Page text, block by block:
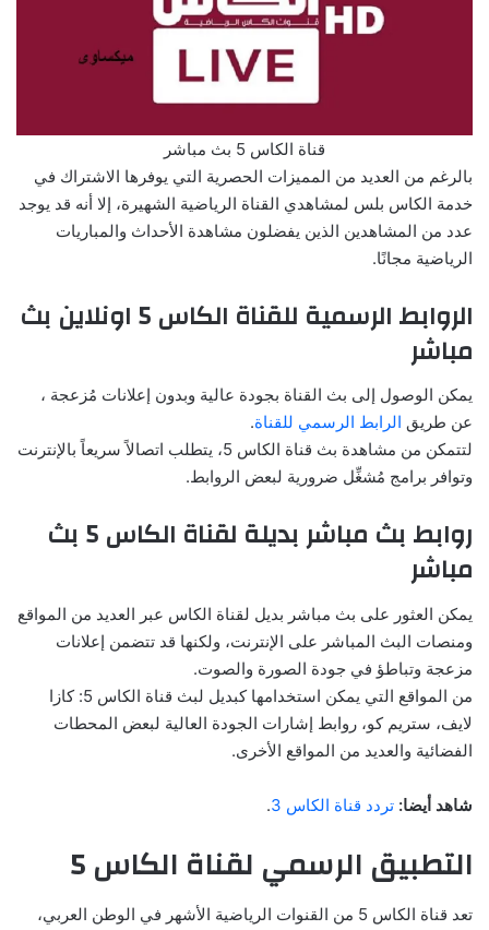
قناة الكاس 5 بث مباشر
بالرغم من العديد من المميزات الحصرية التي يوفرها الاشتراك في
خدمة الكاس بلس لمشاهدي القناة الرياضية الشهيرة، إلا أنه قد يوجد
عدد من المشاهدين الذين يفضلون مشاهدة الأحداث والمباريات
الرياضية مجانًا.
الروابط الرسمية للقناة الكاس 5 اونلاين بث
مباشر
يمكن الوصول إلى بث القناة بجودة عالية وبدون إعلانات مُزعجة ،
عن طريق الرابط الرسمي للقناة.
لتتمكن من مشاهدة بث قناة الكاس 5، يتطلب اتصالاً سريعاً بالإنترنت
وتوافر برامج مُشغِّل ضرورية لبعض الروابط.
روابط بث مباشر بديلة لقناة الكاس 5 بث
مباشر
يمكن العثور على بث مباشر بديل لقناة الكاس عبر العديد من المواقع
ومنصات البث المباشر على الإنترنت، ولكنها قد تتضمن إعلانات
مزعجة وتباطؤ في جودة الصورة والصوت.
من المواقع التي يمكن استخدامها كبديل لبث قناة الكاس 5: كازا
لايف، ستريم كو، روابط إشارات الجودة العالية لبعض المحطات
الفضائية والعديد من المواقع الأخرى.
شاهد أيضا: تردد قناة الكاس 3 .
التطبيق الرسمي لقناة الكاس 5
تعد قناة الكاس 5 من القنوات الرياضية الأشهر في الوطن العربي،